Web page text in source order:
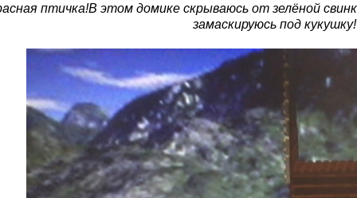
птичка!В этом домике скрываюсь от зелёной
замаскируюсь под